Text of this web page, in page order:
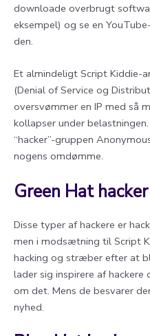
downloade overbrugt
eksempel) og se en
den.
Et almindeligt Script Kiddie-
(Denial of Service og
oversvømmer en IP med så
kollapser under
“hacker”-gruppen
nogens omdømme.
Green Hat hacker
Disse typer af hackere er
men i modsætning til Script
hacking og stræber efter at
lader sig inspirere af
om det. Mens de besvarer
nyhed.